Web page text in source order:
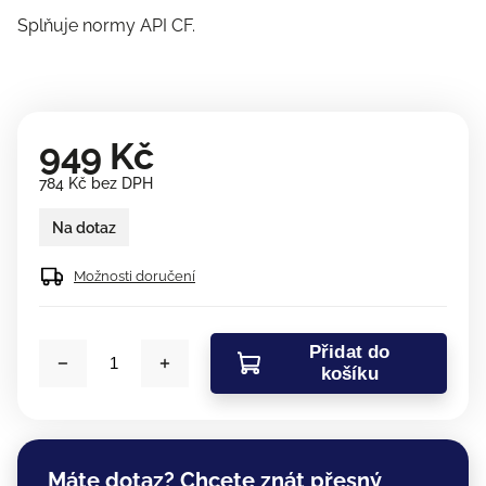
Splňuje normy API CF.
949 Kč
784 Kč bez DPH
Na dotaz
Možnosti doručení
Přidat do
košíku
Máte dotaz? Chcete znát přesný